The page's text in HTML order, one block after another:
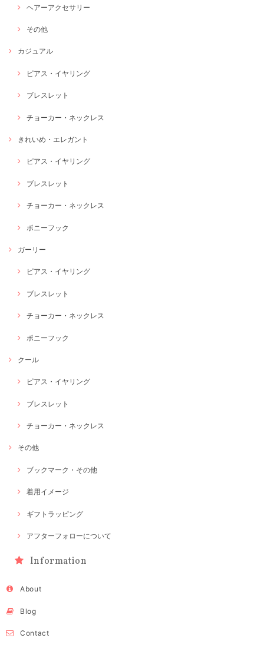
ヘアーアクセサリー
その他
カジュアル
ピアス・イヤリング
ブレスレット
チョーカー・ネックレス
きれいめ・エレガント
ピアス・イヤリング
ブレスレット
チョーカー・ネックレス
ポニーフック
ガーリー
ピアス・イヤリング
ブレスレット
チョーカー・ネックレス
ポニーフック
クール
ピアス・イヤリング
ブレスレット
チョーカー・ネックレス
その他
ブックマーク・その他
着用イメージ
ギフトラッピング
アフターフォローについて
Information
About
Blog
Contact